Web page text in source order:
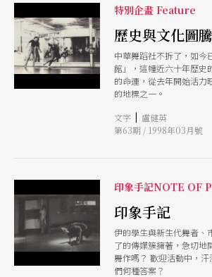
特別企畫 Feature
歷史與文化圖
中華舞蹈社不拆了，如今
館」，這幢近六十年歷史
的命運，從去年開始活力
的地標之一。
文字 | 盧健英
第63期 / 1998年03月號
印象手記NOTE OF
印象手記
伊的學生與新生代舞者、
了的傳媒簇擁著，急切地
舞作嗎？ 歡迎活動中，
們何種答案？